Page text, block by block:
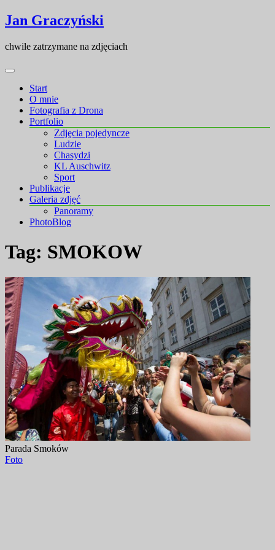
Skip
to
Skip
to
Jan Graczyński
chwile zatrzymane na zdjęciach
Start
O mnie
Fotografia z Drona
Portfolio
Zdjęcia pojedyncze
Ludzie
Chasydzi
KL Auschwitz
Sport
Publikacje
Galeria zdjęć
Panoramy
PhotoBlog
Tag: SMOKOW
Parada Smoków
Foto